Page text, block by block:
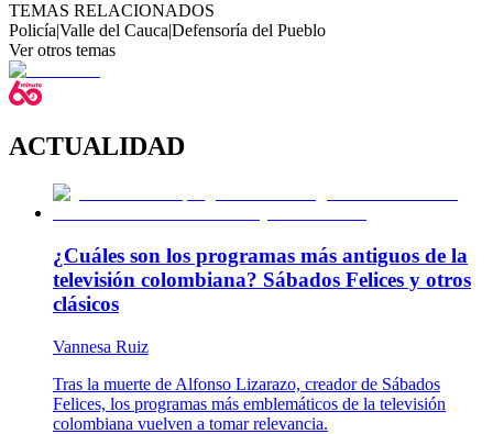
TEMAS RELACIONADOS
Policía|Valle del Cauca|Defensoría del Pueblo
Ver otros temas
ACTUALIDAD
¿Cuáles son los programas más antiguos de la
televisión colombiana? Sábados Felices y otros
clásicos
Vannesa Ruiz
Tras la muerte de Alfonso Lizarazo, creador de Sábados
Felices, los programas más emblemáticos de la televisión
colombiana vuelven a tomar relevancia.